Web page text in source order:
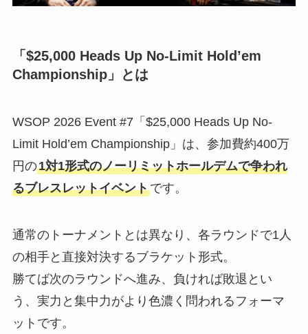
「$25,000 Heads Up No-Limit Hold’em
Championship」とは
WSOP 2026 Event #7「$25,000 Heads Up No-
Limit Hold’em Championship」は、参加費約400万
円の1対1形式のノーリミットホールデムで争われ
るブレスレットイベントです。
通常のトーナメントとは異なり、各ラウンドで1人
の相手と直接対決するブラケット形式。
勝てば次のラウンドへ進み、負ければ敗退とい
う、実力と集中力がより色濃く問われるフォーマ
ットです。